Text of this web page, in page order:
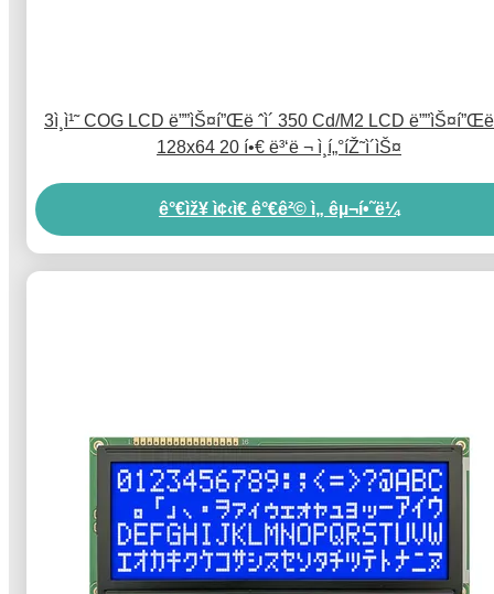
3ì¸ì¹˜ COG LCD ë””ìŠ¤í”Œë ˆì´ 350 Cd/M2 LCD ë””ìŠ¤í”Œë
128x64 20 í•€ ë³‘ë ¬ ì¸í„°íŽ˜ì´ìŠ¤
ê°€ìž¥ ì¢‹ì€ ê°€ê²© ì„ êµ¬í•˜ë¼